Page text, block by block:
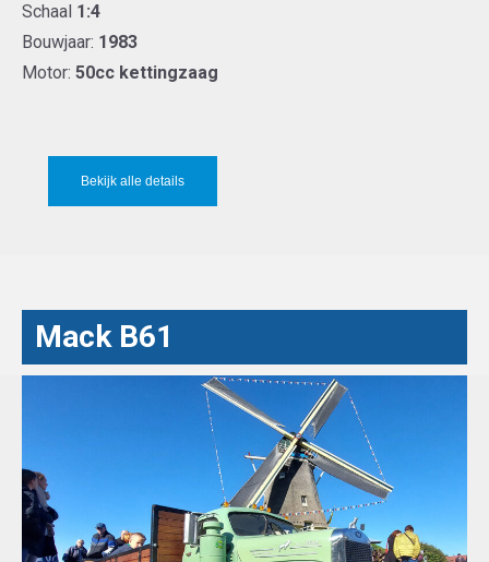
Schaal 1:4
Bouwjaar: 1983
Motor: 50cc kettingzaag
Bekijk alle details
Mack B61